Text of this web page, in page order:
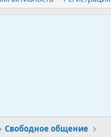
Свободное общение